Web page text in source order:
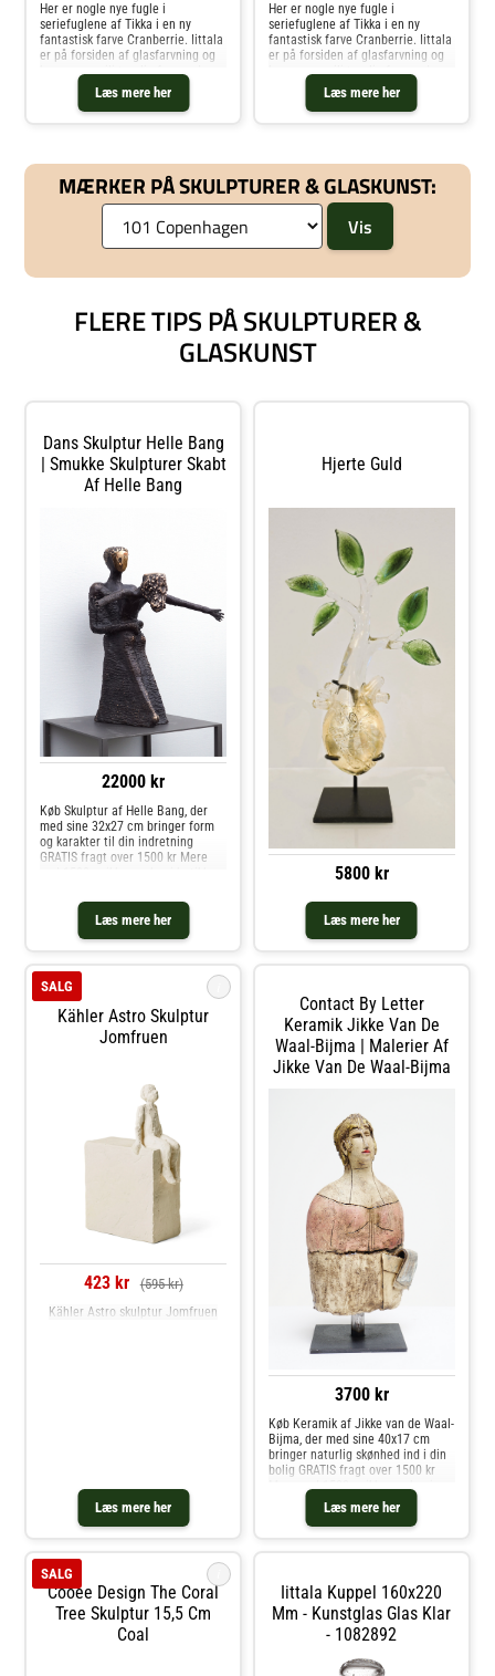
Læs mere her
Her er nogle nye fugle i
seriefuglene af Tikka i en ny
fantastisk farve Cranberrie. Iittala
er på forsiden af ​​glasfarvning og
bruger en miljøvenlig farve uden
cadmium og bly.. Køb Kunstglas
og andre Dekoration fra Royal
Læs mere her
Her er nogle nye fugle i
seriefuglene af Tikka i en ny
fantastisk farve Cranberrie. Iittala
er på forsiden af ​​glasfarvning og
bruger en miljøvenlig farve uden
cadmium og bly.. Køb Kunstglas
og andre Dekoration fra Royal
MÆRKER PÅ SKULPTURER & GLASKUNST:
FLERE TIPS PÅ SKULPTURER &
GLASKUNST
Dans Skulptur Helle Bang
| Smukke Skulpturer Skabt
Af Helle Bang
22000 kr
Læs mere her
Køb Skulptur af Helle Bang, der
med sine 32x27 cm bringer form
og karakter til din indretning
GRATIS fragt over 1500 kr Mere
Hjerte Guld
5800 kr
Læs mere her
Kähler Astro Skulptur
Jomfruen
SALG
423 kr (595 kr)
Læs mere her
Kähler Astro skulptur Jomfruen
Contact By Letter
Keramik Jikke Van De
Waal-Bijma | Malerier Af
Jikke Van De Waal-Bijma
3700 kr
Læs mere her
Køb Keramik af Jikke van de Waal-
Bijma, der med sine 40x17 cm
bringer naturlig skønhed ind i din
bolig GRATIS fragt over 1500 kr
Mere end 1500 unikke værker i
butikken, tæt på Vejle
Cooee Design The Coral
Tree Skulptur 15,5 Cm
Coal
SALG
Iittala Kuppel 160x220
Mm - Kunstglas Glas Klar
- 1082892